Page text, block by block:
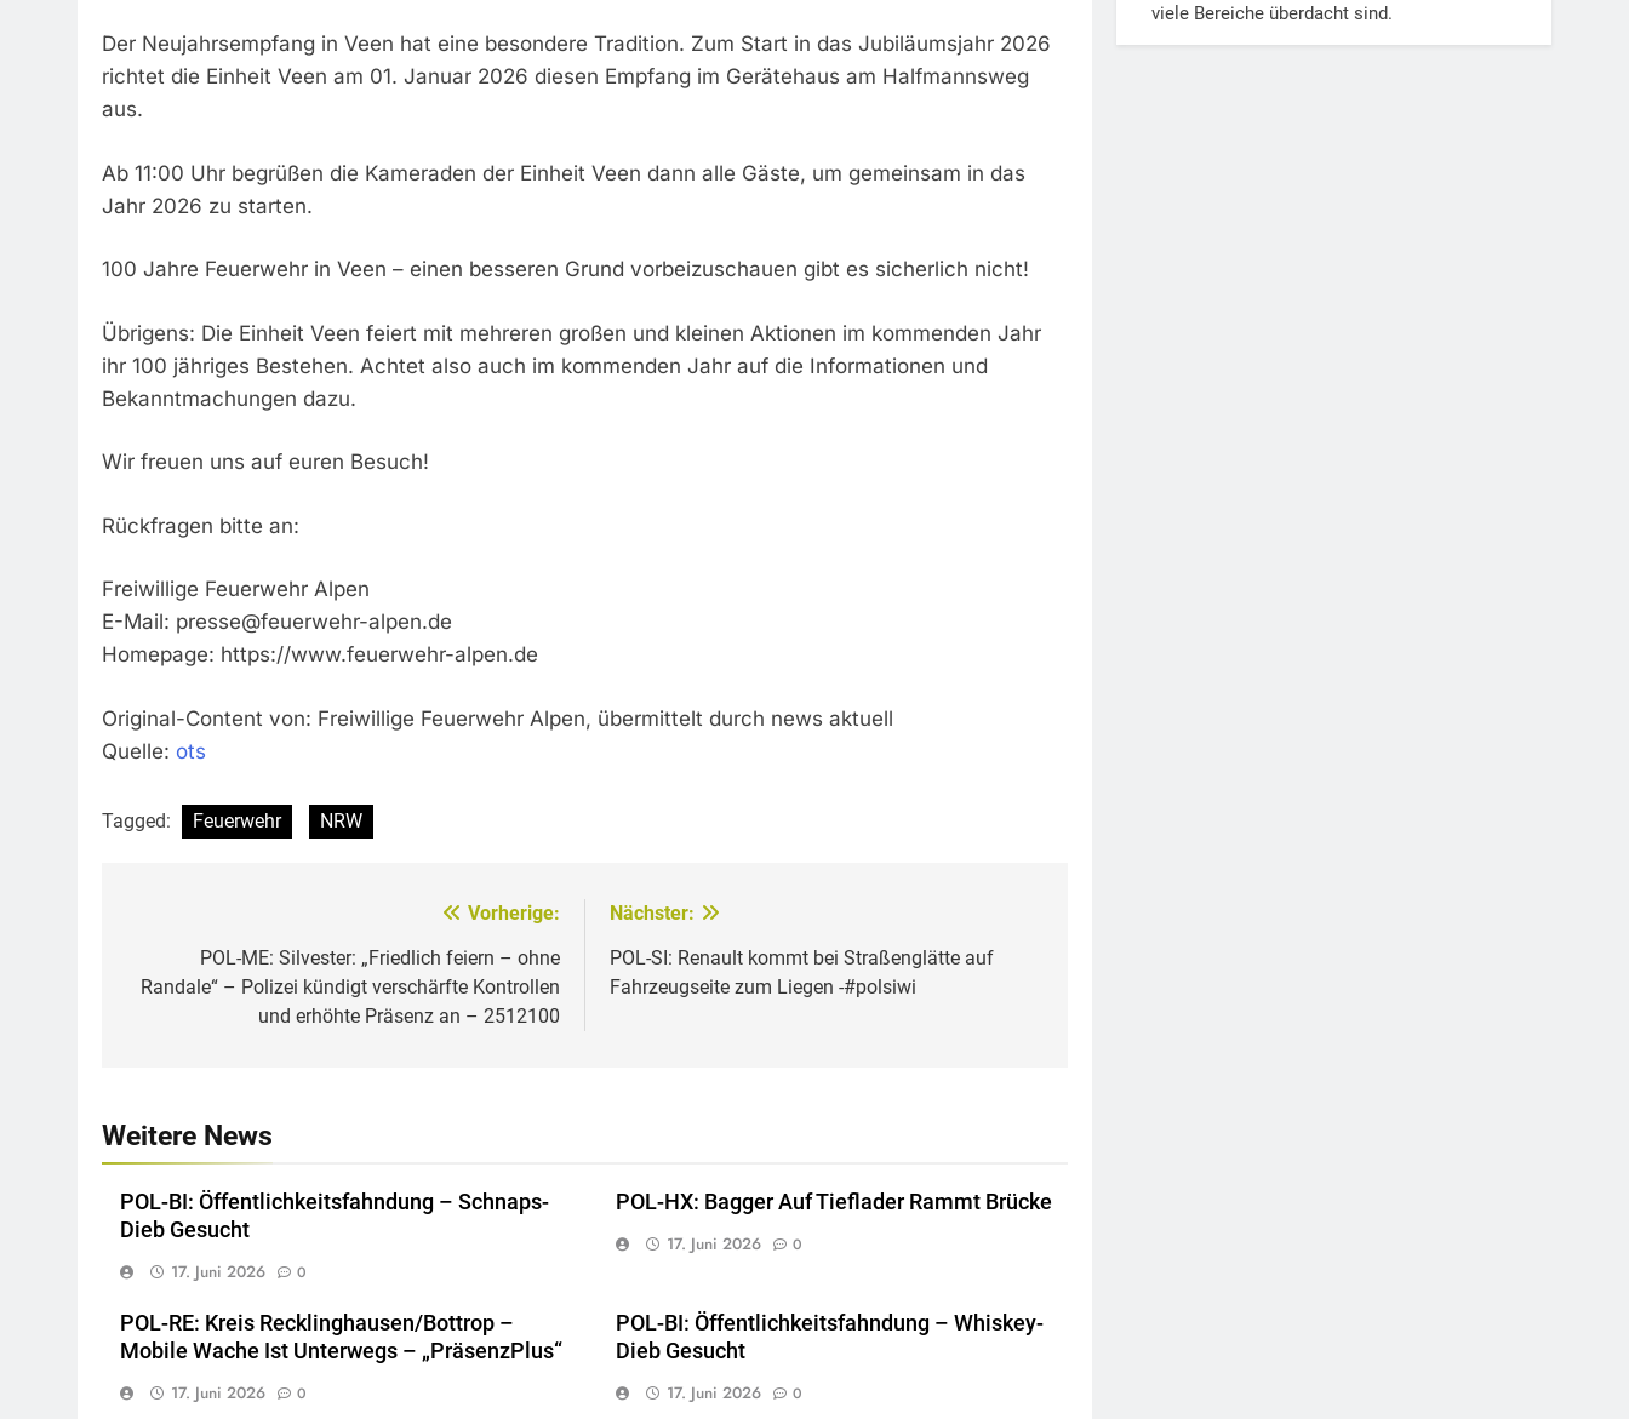
Der Neujahrsempfang in Veen hat eine besondere Tradition. Zum Start in das Jubiläumsjahr 2026
richtet die Einheit Veen am 01. Januar 2026 diesen Empfang im Gerätehaus am Halfmannsweg
aus.
Ab 11:00 Uhr begrüßen die Kameraden der Einheit Veen dann alle Gäste, um gemeinsam in das
Jahr 2026 zu starten.
100 Jahre Feuerwehr in Veen – einen besseren Grund vorbeizuschauen gibt es sicherlich nicht!
Übrigens: Die Einheit Veen feiert mit mehreren großen und kleinen Aktionen im kommenden Jahr
ihr 100 jähriges Bestehen. Achtet also auch im kommenden Jahr auf die Informationen und
Bekanntmachungen dazu.
Wir freuen uns auf euren Besuch!
Rückfragen bitte an:
Freiwillige Feuerwehr Alpen
E-Mail: presse@feuerwehr-alpen.de
Homepage: https://www.feuerwehr-alpen.de
Original-Content von: Freiwillige Feuerwehr Alpen, übermittelt durch news aktuell
Quelle: ots
Tagged: Feuerwehr NRW
Vorherige:
POL-ME: Silvester: „Friedlich feiern – ohne
Randale“ – Polizei kündigt verschärfte Kontrollen
und erhöhte Präsenz an – 2512100
Nächster:
POL-SI: Renault kommt bei Straßenglätte auf
Fahrzeugseite zum Liegen -#polsiwi
Weitere News
POL-BI: Öffentlichkeitsfahndung – Schnaps-
Dieb Gesucht
17. Juni 2026 0
POL-HX: Bagger Auf Tieflader Rammt Brücke
17. Juni 2026 0
POL-RE: Kreis Recklinghausen/Bottrop –
Mobile Wache Ist Unterwegs – „PräsenzPlus“
17. Juni 2026 0
POL-BI: Öffentlichkeitsfahndung – Whiskey-
Dieb Gesucht
17. Juni 2026 0
viele Bereiche überdacht sind.